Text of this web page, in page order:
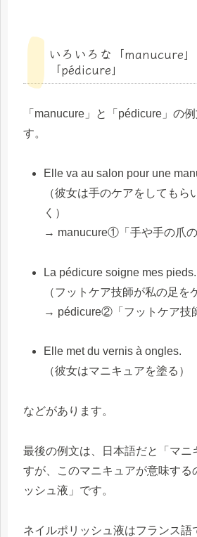
いろいろな「manucure」
「pédicure」
「manucure」と「pédicure」の
す。
Elle va au salon pour une
（彼女は手のケアをしてもら
く）
→ manucure①「手や手の爪の
La pédicure soigne mes pieds.
（フットケア技師が私の足を
→ pédicure②「フットケア技
Elle met du vernis à ongles.
（彼女はマニキュアを塗る）
などがあります。
最後の例文は、日本語だと「マニ
すが、このマニキュアが意味する
ッシュ液」です。
ネイルポリッシュ液はフランス語